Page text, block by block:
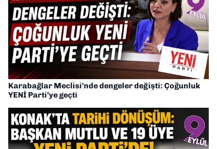
Karabağlar Meclisi’nde dengeler değişti: Çoğunluk
YENİ Parti’ye geçti